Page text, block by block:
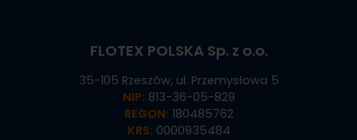
FLOTEX POLSKA Sp. z o.o.
35-105 Rzeszów, ul. Przemysłowa 5
NIP: 813-36-05-829
REGON: 180485762
KRS: 0000935484